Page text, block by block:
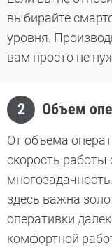
выбирайте
уровня.
вам просто не
2 Объем
От объема
скорость работы
здесь важна
оперативки
комфортной